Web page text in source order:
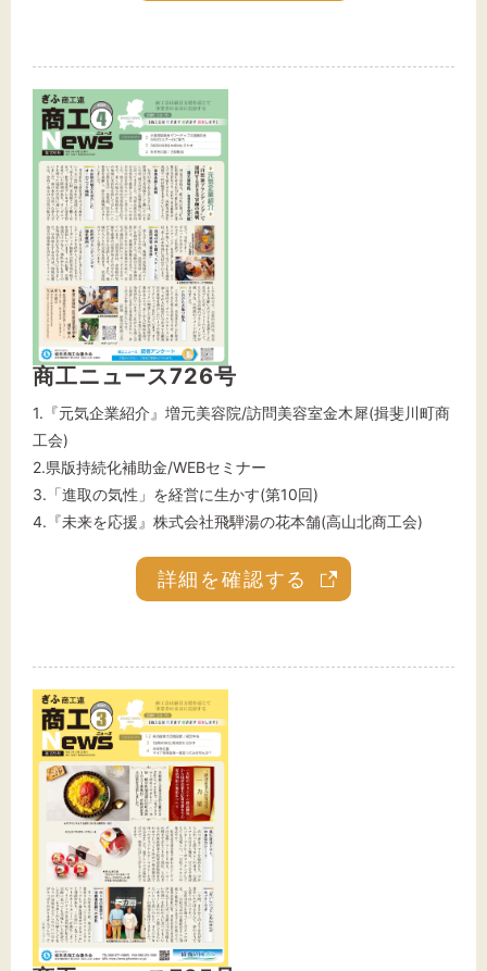
商工ニュース726号
1.『元気企業紹介』増元美容院/訪問美容室金木犀(揖斐川町商
工会)
2.県版持続化補助金/WEBセミナー
3.「進取の気性」を経営に生かす(第10回)
4.『未来を応援』株式会社飛騨湯の花本舗(高山北商工会)
詳細を確認する